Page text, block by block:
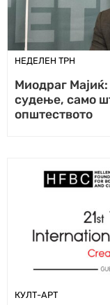
НЕДЕЛЕН ТРН
Миодраг
судење, само
општеството
КУЛТ-АРТ